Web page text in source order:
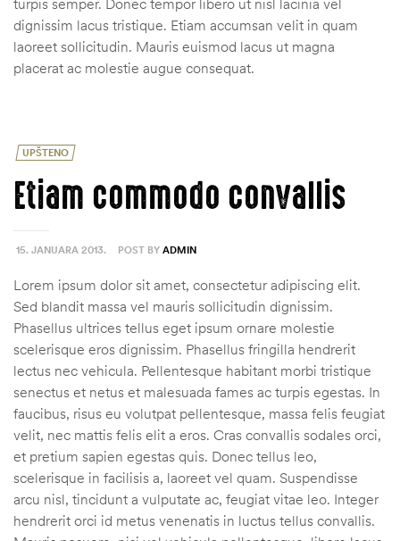
dignissim lacus tristique. Etiam accumsan velit in quam
laoreet sollicitudin. Mauris euismod lacus ut magna
placerat ac molestie augue consequat.
UPŠTENO
15. JANUARA 2013. POST BY ADMIN
Etiam commodo convallis
Lorem ipsum dolor sit amet, consectetur adipiscing elit.
Sed blandit massa vel mauris sollicitudin dignissim.
Phasellus ultrices tellus eget ipsum ornare molestie
scelerisque eros dignissim. Phasellus fringilla hendrerit
lectus nec vehicula. Pellentesque habitant morbi tristique
senectus et netus et malesuada fames ac turpis egestas. In
faucibus, risus eu volutpat pellentesque, massa felis feugiat
velit, nec mattis felis elit a eros. Cras convallis sodales orci,
et pretium sapien egestas quis. Donec tellus leo,
scelerisque in facilisis a, laoreet vel quam. Suspendisse
arcu nisl, tincidunt a vulputate ac, feugiat vitae leo. Integer
hendrerit orci id metus venenatis in luctus tellus convallis.